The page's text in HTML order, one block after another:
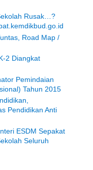
Rusak…?
Road Map /
2 Diangkat
Pemindaian
Tahun 2015
Pendidikan Anti
ESDM Sepakat
Seluruh